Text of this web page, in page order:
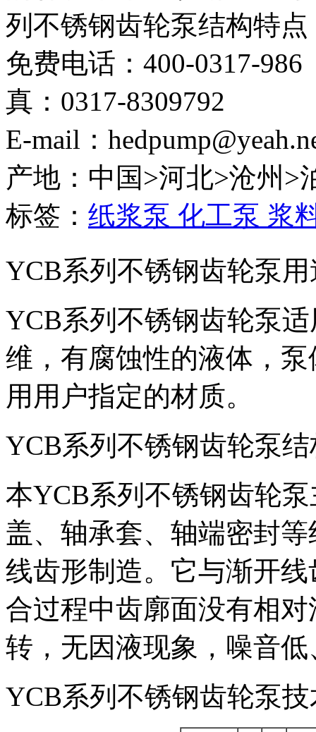
列不锈钢齿轮泵结构特点
免费电话：400-0317-
真：0317-8309792
E-mail：
产地：中国>河北>沧州>
标签： 纸浆泵 化工泵 浆
YCB系列不锈钢齿轮泵
YCB系列不锈钢齿轮泵
维，有腐蚀性的液体，
用用户指定的材质。
YCB系列不锈钢齿轮泵
本YCB系列不锈钢齿轮
盖、轴承套、轴端密封
线齿形制造。它与渐开
合过程中齿廓面没有相
转，无因液现象，噪音
YCB系列不锈钢齿轮泵